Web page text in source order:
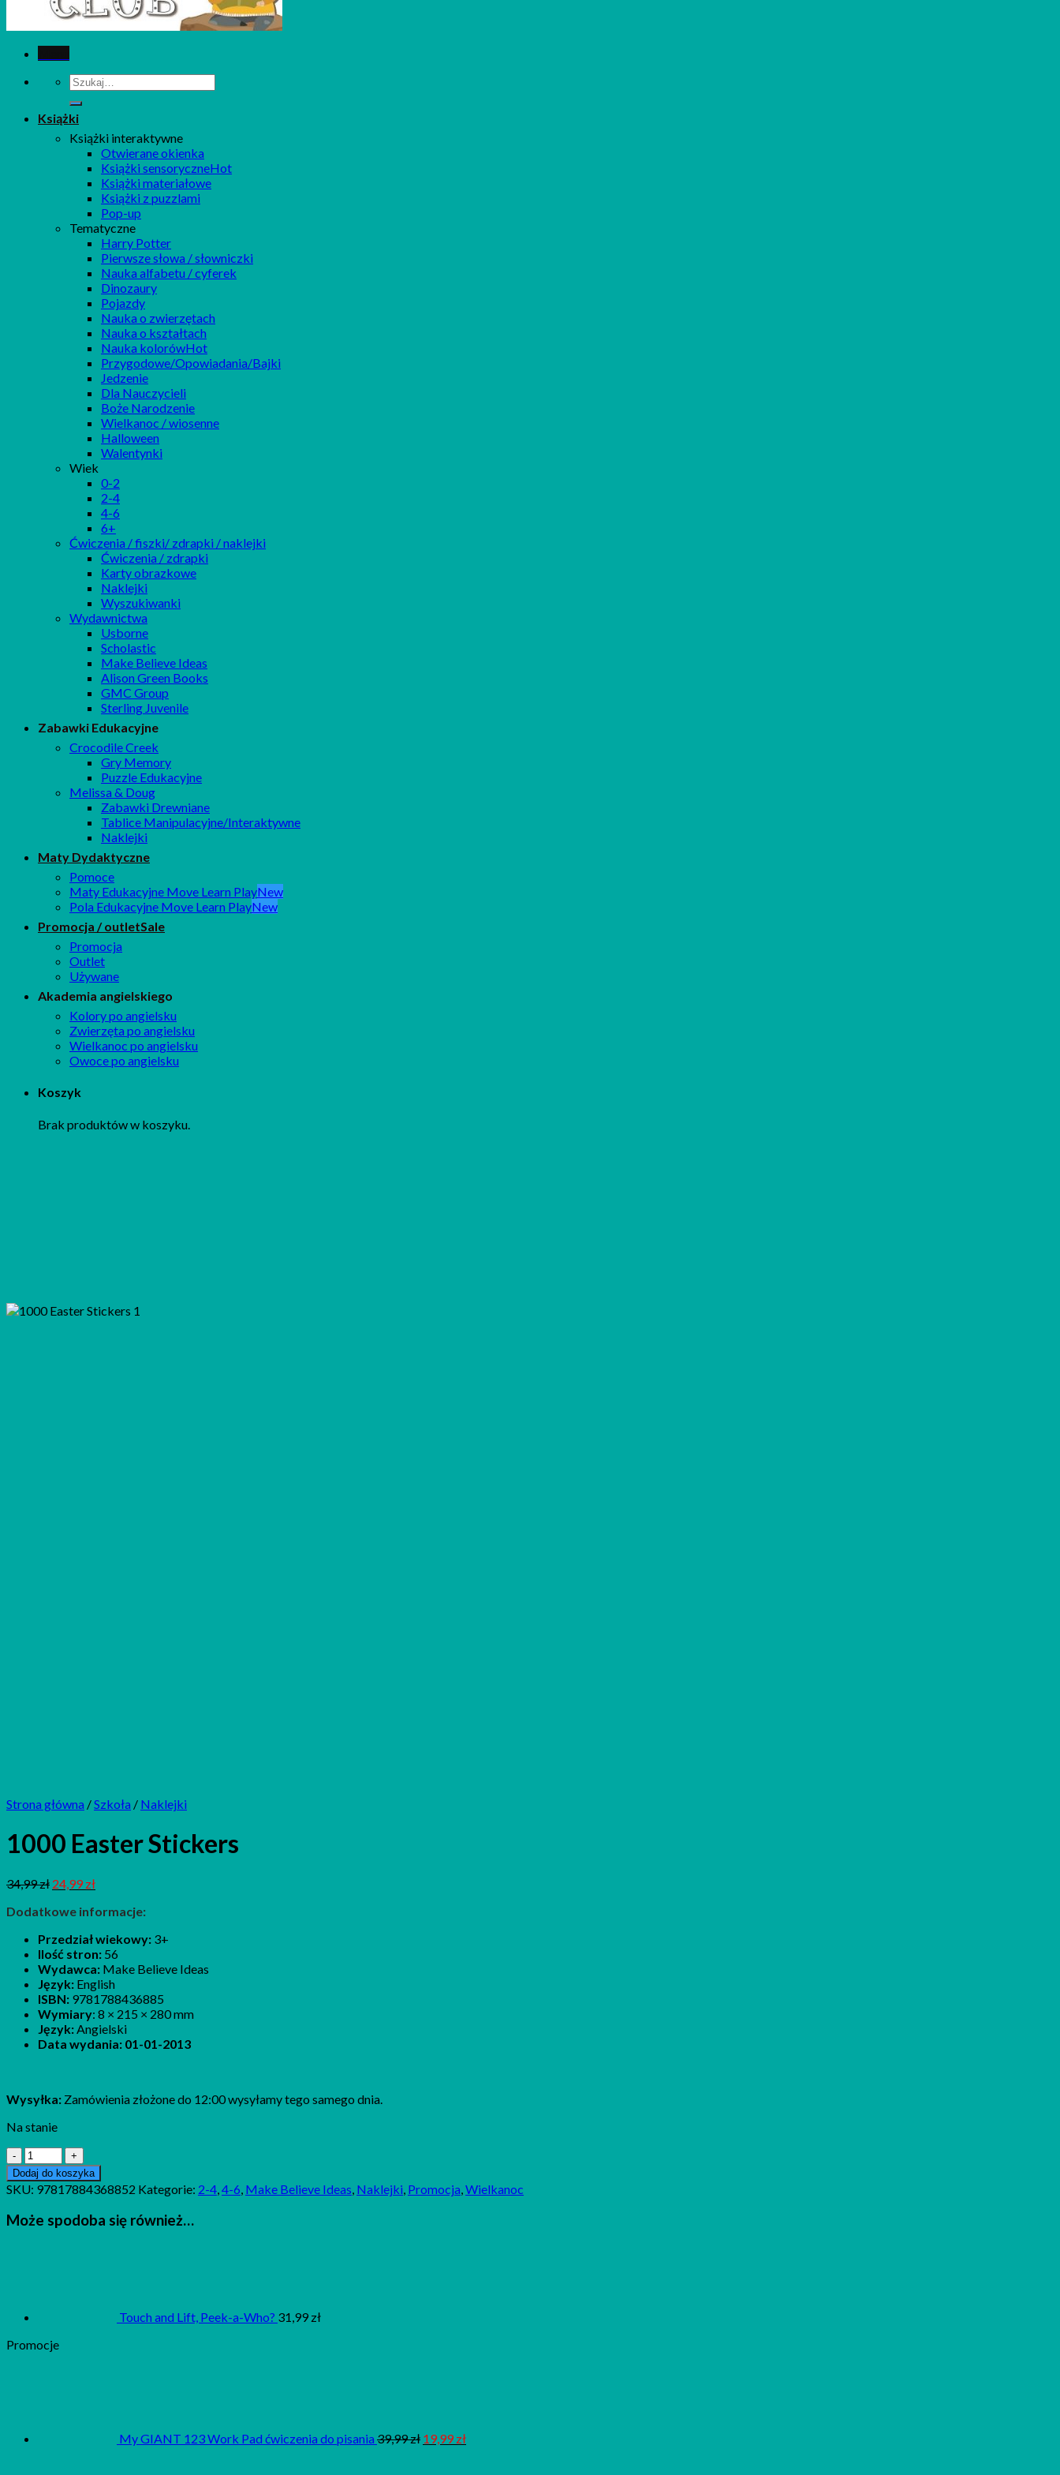
Szukaj:
Książki
Książki interaktywne
Otwierane okienka
Książki sensoryczne
Książki materiałowe
Książki z puzzlami
Pop-up
Tematyczne
Harry Potter
Pierwsze słowa / słowniczki
Nauka alfabetu / cyferek
Dinozaury
Pojazdy
Nauka o zwierzętach
Nauka o kształtach
Nauka kolorów
Przygodowe/Opowiadania/Bajki
Jedzenie
Dla Nauczycieli
Boże Narodzenie
Wielkanoc / wiosenne
Halloween
Walentynki
Wiek
0-2
2-4
4-6
6+
Ćwiczenia / fiszki/ zdrapki / naklejki
Ćwiczenia / zdrapki
Karty obrazkowe
Naklejki
Wyszukiwanki
Wydawnictwa
Usborne
Scholastic
Make Believe Ideas
Alison Green Books
GMC Group
Sterling Juvenile
Zabawki Edukacyjne
Crocodile Creek
Gry Memory
Puzzle Edukacyjne
Melissa & Doug
Zabawki Drewniane
Tablice Manipulacyjne/Interaktywne
Naklejki
Maty Dydaktyczne
Pomoce
Maty Edukacyjne Move Learn Play
Pola Edukacyjne Move Learn Play
Promocja / outlet
Promocja
Outlet
Używane
Akademia angielskiego
Kolory po angielsku
Zwierzęta po angielsku
Wielkanoc po angielsku
Owoce po angielsku
Koszyk
Brak produktów w koszyku.
Strona główna /Szkoła / Naklejki
1000 Easter Stickers
34,99zł 24,99zł
Dodatkowe informacje:
Przedział wiekowy: 3+
Ilość stron: 56
Wydawca: Make Believe Ideas
Język: English
ISBN: 9781788436885
Wymiary: 8 × 215 × 280 mm
Język:Angielski
Data wydania: 01-01-2013
Wysyłka: Zamówienia złożone do 12:00 wysyłamy tego samego dnia.
Na stanie
ilość
1000
Easter
Stickers
Dodaj do koszyka
SKU: 97817884368852 Kategorie: 2-4,4-6, Make Believe Ideas, Naklejki, Promocja,Wielkanoc
Może spodoba się również…
Touch and Lift, Peek-a-Who? 31,99 zł
Promocje
My GIANT 123 Work Pad ćwiczenia do pisania39,99zł 19,99zł